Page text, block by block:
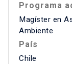
Programa
Magíster en
Ambiente
País
Chile